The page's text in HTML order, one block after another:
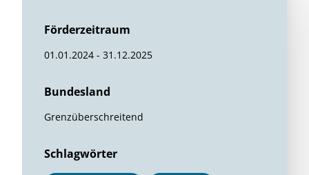
Förderzeitraum
01.01.2024 - 31.12.2025
Bundesland
Grenzüberschreitend
Schlagwörter